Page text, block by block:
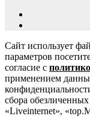
Сайт использует
параметров
согласие с
применением
сбора
«Liveinternet»,